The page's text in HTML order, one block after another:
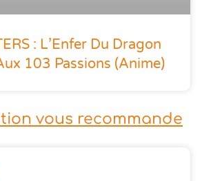
: L’Enfer Du Dragon
103 Passions (anime)
vous recommande